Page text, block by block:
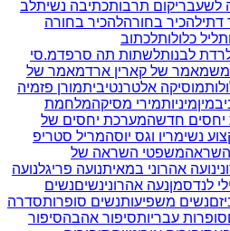
לשעבריקום תרבותכתיבה נשיתלב
דתילהכיר בחורהלהכיר בחורה
ליל כלולותלכתוב
לבנותלשתות תה סרפדמ.סי
מאמר של קארין ארדמאמר של
מוסיקה אלטרנטיביתמורן פזמיה
מיןמיניותמירי מסיקהמלחמת
יחסים חדשהמערכת יחסים של
נשימריו וגס יוסהמריל סטריפ
משפטי השראה של
נועה אהרוני במאיתנועה פריגלנועה
לנדסמןנעה אהרונינשיםנשים
נשים משפיעותנשים סופרותסדרה
סופרות עבריותסיפור אהבהסיפור